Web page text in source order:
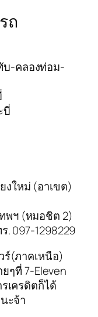
ถ
บ-คลองท่อม-
บี่
งใหม่ (อาเขต)
พฯ (หมอชิต 2)
. 097-1298229
ร์(ภาคเหนือ)
ยๆที่ 7-Eleven
เครดิตก็ได้
ะจ้า